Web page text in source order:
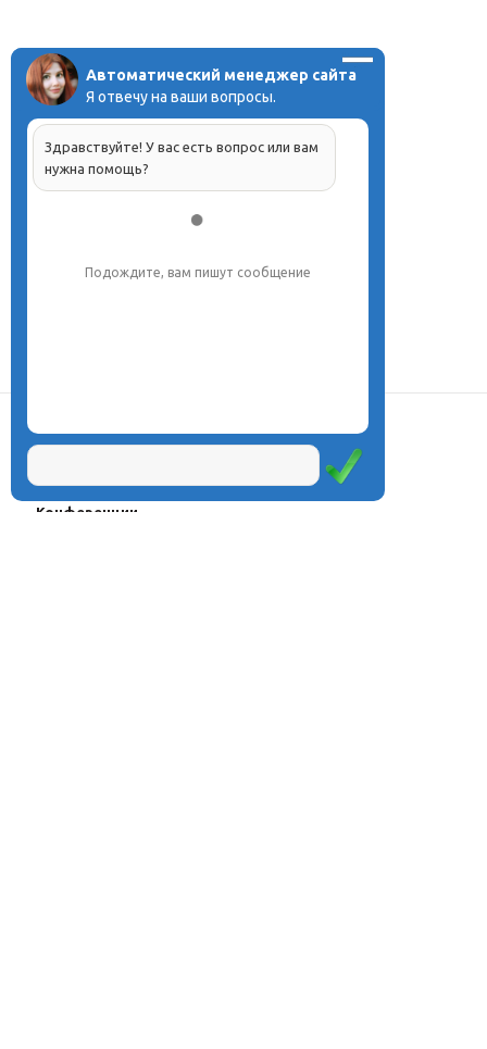
Проекты
Олимпиады
Конферeнции
Автоматический менеджер сайта
Я отвечу на ваши вопросы.
Здравствуйте! У вас есть вопрос или вам
нужна помощь?
Подождите, вам пишут сообщение